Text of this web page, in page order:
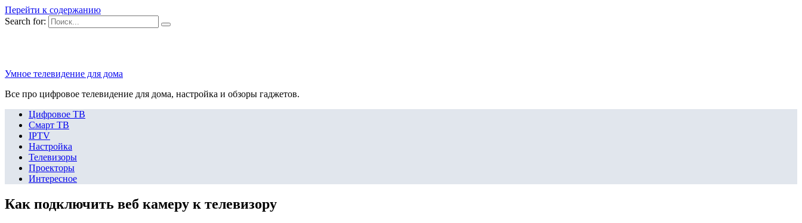
Перейти к содержанию
Search for:
Умное телевидение для дома
Все про цифровое телевидение для дома, настройка и обзоры гаджетов.
Цифровое ТВ
Смарт ТВ
IPTV
Настройка
Телевизоры
Проекторы
Интересное
Как подключить веб камеру к телевизору